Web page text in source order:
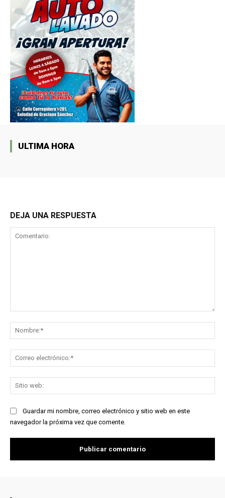
ULTIMA HORA
DEJA UNA RESPUESTA
Guardar mi nombre, correo electrónico y sitio web en este
navegador la próxima vez que comente.